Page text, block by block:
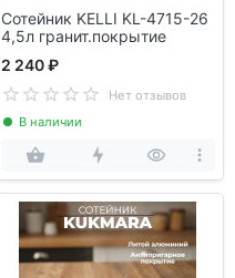
Сотейник KELLI KL-4715-26
4,5л гранит.покрытие
2 240 ₽
Нет отзывов
В наличии